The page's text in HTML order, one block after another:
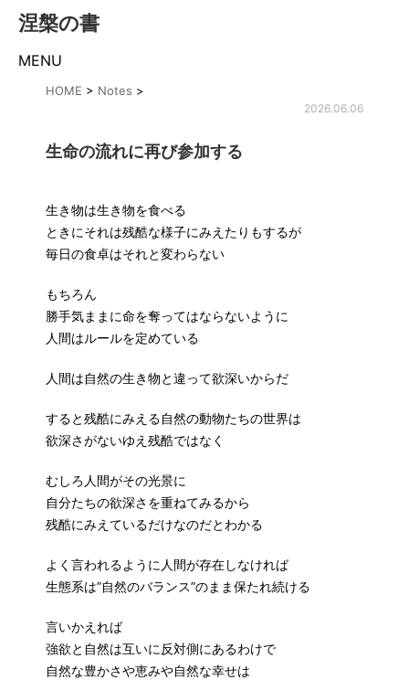
涅槃の書
MENU
HOME > Notes >
2026.06.06
生命の流れに再び参加する
生き物は生き物を食べる
ときにそれは残酷な様子にみえたりもするが
毎日の食卓はそれと変わらない
もちろん
勝手気ままに命を奪ってはならないように
人間はルールを定めている
人間は自然の生き物と違って欲深いからだ
すると残酷にみえる自然の動物たちの世界は
欲深さがないゆえ残酷ではなく
むしろ人間がその光景に
自分たちの欲深さを重ねてみるから
残酷にみえているだけなのだとわかる
よく言われるように人間が存在しなければ
生態系は”自然のバランス”のまま保たれ続ける
言いかえれば
強欲と自然は互いに反対側にあるわけで
自然な豊かさや恵みや自然な幸せは